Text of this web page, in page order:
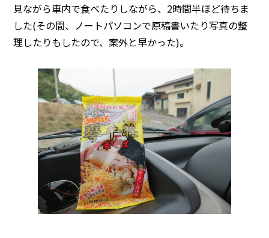
見ながら車内で食べたりしながら、2時間半ほど待ちま
した(その間、ノートパソコンで原稿書いたり写真の整
理したりもしたので、案外と早かった)。